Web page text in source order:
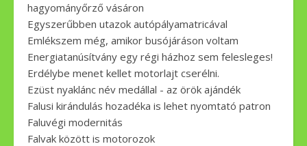
hagyományőrző vásáron
Egyszerűbben utazok autópályamatricával
Emlékszem még, amikor busójáráson voltam
Energiatanúsítvány egy régi házhoz sem felesleges!
Erdélybe menet kellet motorlajt cserélni.
Ezüst nyaklánc név medállal - az örök ajándék
Falusi kirándulás hozadéka is lehet nyomtató patron
Faluvégi modernitás
Falvak között is motorozok